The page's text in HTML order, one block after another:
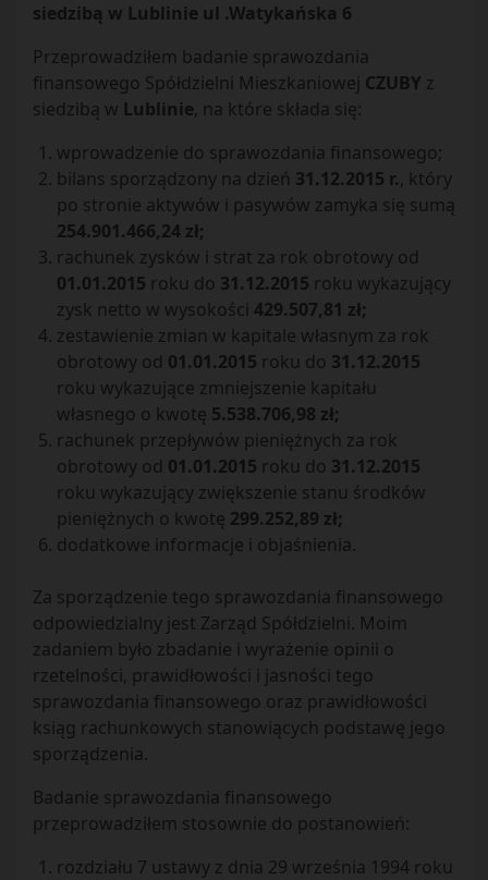
siedzibą w Lublinie ul .Watykańska 6
Przeprowadziłem badanie sprawozdania
finansowego Spółdzielni Mieszkaniowej CZUBY z
siedzibą w Lublinie, na które składa się:
wprowadzenie do sprawozdania finansowego;
bilans sporządzony na dzień 31.12.2015 r., który
po stronie aktywów i pasywów zamyka się sumą
254.901.466,24 zł;
rachunek zysków i strat za rok obrotowy od
01.01.2015 roku do 31.12.2015 roku wykazujący
zysk netto w wysokości 429.507,81 zł;
zestawienie zmian w kapitale własnym za rok
obrotowy od 01.01.2015 roku do 31.12.2015
roku wykazujące zmniejszenie kapitału
własnego o kwotę 5.538.706,98 zł;
rachunek przepływów pieniężnych za rok
obrotowy od 01.01.2015 roku do 31.12.2015
roku wykazujący zwiększenie stanu środków
pieniężnych o kwotę 299.252,89 zł;
dodatkowe informacje i objaśnienia.
Za sporządzenie tego sprawozdania finansowego
odpowiedzialny jest Zarząd Spółdzielni. Moim
zadaniem było zbadanie i wyrażenie opinii o
rzetelności, prawidłowości i jasności tego
sprawozdania finansowego oraz prawidłowości
ksiąg rachunkowych stanowiących podstawę jego
sporządzenia.
Badanie sprawozdania finansowego
przeprowadziłem stosownie do postanowień:
rozdziału 7 ustawy z dnia 29 września 1994 roku